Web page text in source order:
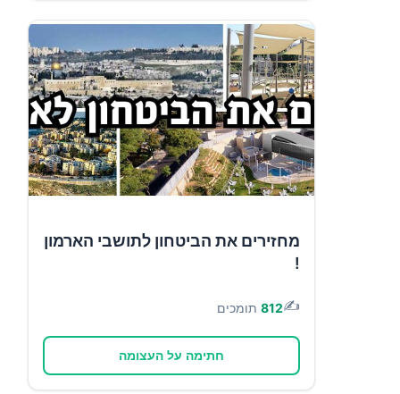
מחזירים את הביטחון לתושבי הארמון
!
✍️
812 תומכים
חתימה על העצומה